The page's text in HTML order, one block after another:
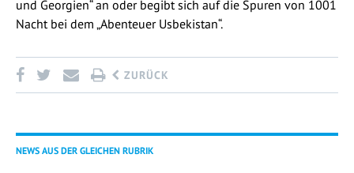
und Georgien“ an oder begibt sich auf die Spuren von 1001
Nacht bei dem „Abenteuer Usbekistan“.
ZURÜCK
NEWS AUS DER GLEICHEN RUBRIK